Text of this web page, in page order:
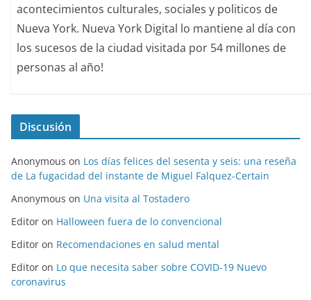
acontecimientos culturales, sociales y politicos de
Nueva York. Nueva York Digital lo mantiene al día con
los sucesos de la ciudad visitada por 54 millones de
personas al año!
Discusión
Anonymous on Los días felices del sesenta y seis: una reseña
de La fugacidad del instante de Miguel Falquez-Certain
Anonymous on Una visita al Tostadero
Editor on Halloween fuera de lo convencional
Editor on Recomendaciones en salud mental
Editor on Lo que necesita saber sobre COVID-19 Nuevo
coronavirus